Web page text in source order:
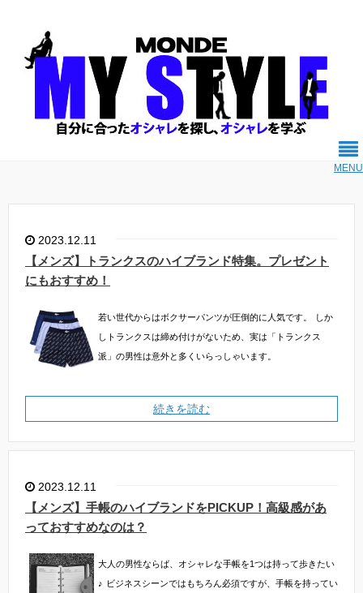
MENU
2023.12.11
【メンズ】トランクスのハイブランド特集。プレゼント
にもおすすめ！
若い世代からはボクサーパンツが圧倒的に人気です。
しか
しトランクスは締め付けがないため、実は「トランクス
派」の男性は意外と多くいらっしゃいます。
続きを読む
2023.12.11
【メンズ】手帳のハイブランドをPICKUP！高級感があ
っておすすめなのは？
大人の男性ならば、オシャレな手帳を1つは持って歩きたい
♪ ビジネスシーンではもちろん必須ですが、手帳を持ってい